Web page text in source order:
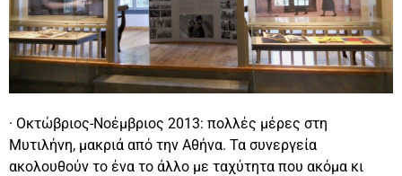
· Οκτώβριος-Νοέμβριος 2013: πολλές μέρες στη
Μυτιλήνη, μακριά από την Αθήνα. Τα συνεργεία
ακολουθούν το ένα το άλλο με ταχύτητα που ακόμα κι